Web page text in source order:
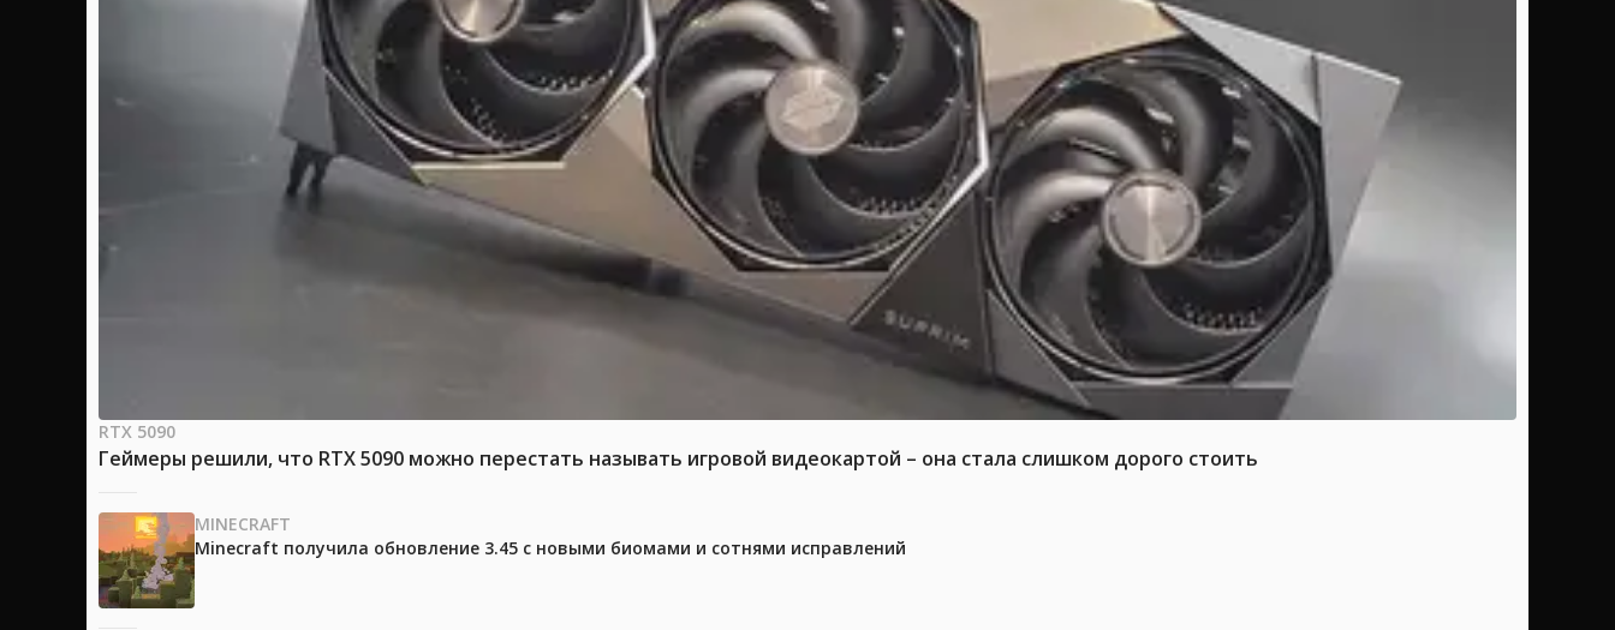
RTX 5090
Геймеры решили, что RTX 5090 можно перестать называть игровой видеокартой – она стала слишком дорого стоить
MINECRAFT
Minecraft получила обновление 3.45 с новыми биомами и сотнями исправлений